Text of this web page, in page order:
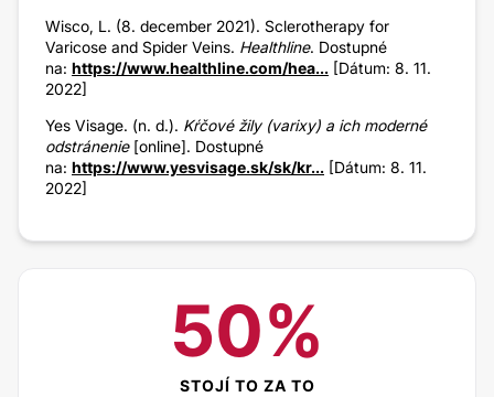
Wisco, L. (8. december 2021). Sclerotherapy for
Varicose and Spider Veins. Healthline. Dostupné
na: https://www.healthline.com/hea... [Dátum: 8. 11.
2022]
Yes Visage. (n. d.). Kŕčové žily (varixy) a ich moderné
odstránenie[online]. Dostupné
na: https://www.yesvisage.sk/sk/kr... [Dátum: 8. 11.
2022]
50%
STOJÍ TO ZA TO